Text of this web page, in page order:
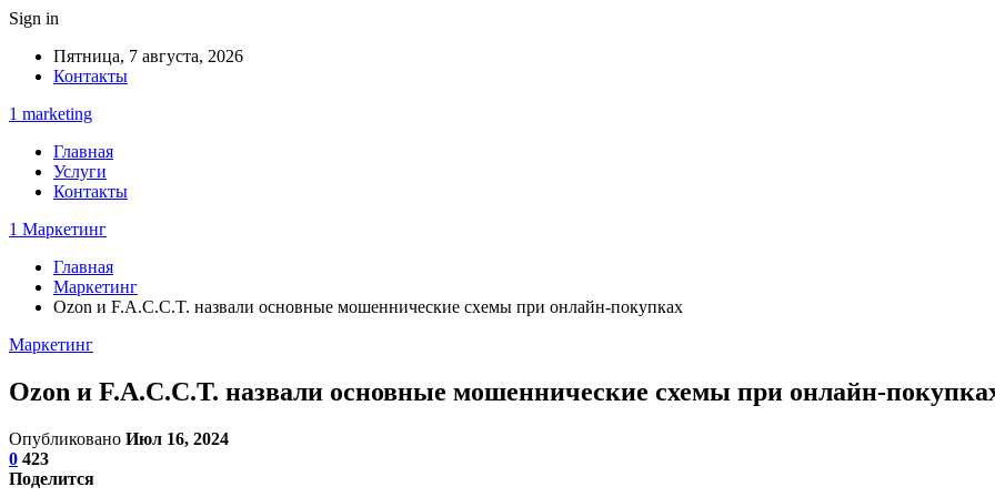
Sign in
Пятница, 7 августа, 2026
Контакты
1 marketing
Главная
Услуги
Контакты
1 Маркетинг
Главная
Маркетинг
Ozon и F.A.C.C.T. назвали основные мошеннические схемы при онлайн-покупках
Маркетинг
Ozon и F.A.C.C.T. назвали основные мошеннические схемы при онлайн-
Опубликовано Июл 16, 2024
0 423
Поделится